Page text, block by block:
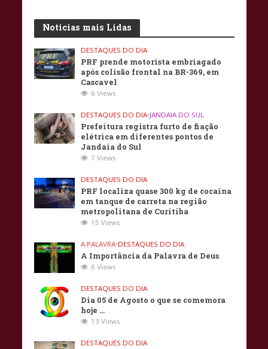
Noticias mais Lidas
DESTAQUES DO DIA
PRF prende motorista embriagado
após colisão frontal na BR-369, em
Cascavel
6 Views
DESTAQUES DO DIA•JANDAIA DO SUL
Prefeitura registra furto de fiação
elétrica em diferentes pontos de
Jandaia do Sul
7 Views
DESTAQUES DO DIA
PRF localiza quase 300 kg de cocaína
em tanque de carreta na região
metropolitana de Curitiba
15 Views
A PALAVRA•DESTAQUES DO DIA
A Importância da Palavra de Deus
6 Views
DESTAQUES DO DIA
Dia 05 de Agosto o que se comemora
hoje …
13 Views
DESTAQUES DO DIA